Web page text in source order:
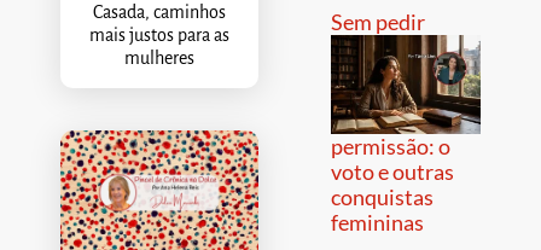
Casada, caminhos
mais justos para as
mulheres
Sem pedir
permissão: o
voto e outras
conquistas
femininas